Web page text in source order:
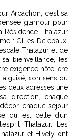
Arcachon, c’est sa
glamour pour
Résidence Thalazur
: Gilles Delepaux,
Thalazur et de
bienveillance, les
exigence hôtelière
son sens du
deux adresses une
direction, chaque
chaque séjour
qui est celle d’un
Thalazur. Les
et Hively ont